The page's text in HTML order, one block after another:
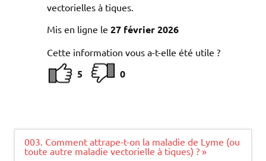
vectorielles à tiques.
Mis en ligne le 27 février 2026
Cette information vous a-t-elle été utile ?
5 0
Navigation
de
003. Comment attrape-t-on la maladie de Lyme (ou
toute autre maladie vectorielle à tiques) ? »